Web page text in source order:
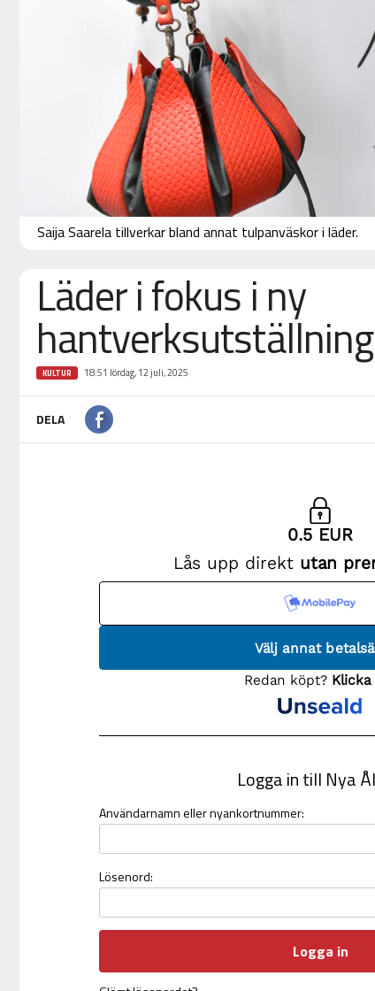
Saija Saarela tillverkar bland annat tulpanväskor i läder.
Läder i fokus i ny
hantverksutställning
KULTUR 18:51 lördag, 12 juli, 2025
DELA